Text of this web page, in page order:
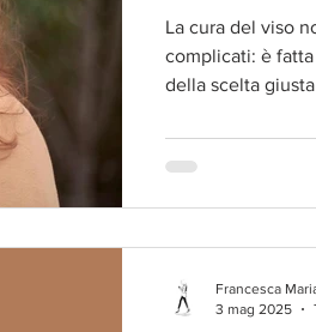
La cura del viso
complicati: è
della scelta
Francesca
3 mag 2025